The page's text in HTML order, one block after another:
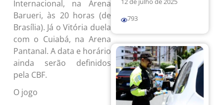
Internacional, na Arena
Barueri, às 20 horas (de
Brasília). Já o Vitória duela
com o Cuiabá, na Arena
Pantanal. A data e horário
ainda serão definidos
pela CBF.
O jogo
793